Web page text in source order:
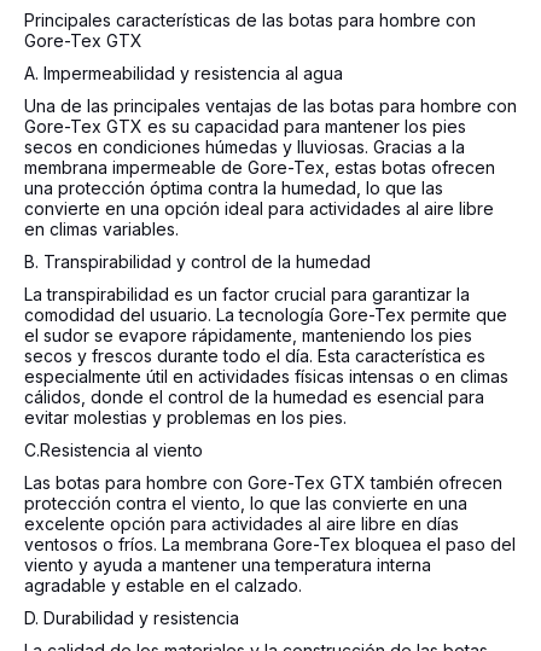
Principales características de las botas para hombre con
Gore-Tex GTX
A. Impermeabilidad y resistencia al agua
Una de las principales ventajas de las botas para hombre con
Gore-Tex GTX es su capacidad para mantener los pies
secos en condiciones húmedas y lluviosas. Gracias a la
membrana impermeable de Gore-Tex, estas botas ofrecen
una protección óptima contra la humedad, lo que las
convierte en una opción ideal para actividades al aire libre
en climas variables.
B. Transpirabilidad y control de la humedad
La transpirabilidad es un factor crucial para garantizar la
comodidad del usuario. La tecnología Gore-Tex permite que
el sudor se evapore rápidamente, manteniendo los pies
secos y frescos durante todo el día. Esta característica es
especialmente útil en actividades físicas intensas o en climas
cálidos, donde el control de la humedad es esencial para
evitar molestias y problemas en los pies.
C.Resistencia al viento
Las botas para hombre con Gore-Tex GTX también ofrecen
protección contra el viento, lo que las convierte en una
excelente opción para actividades al aire libre en días
ventosos o fríos. La membrana Gore-Tex bloquea el paso del
viento y ayuda a mantener una temperatura interna
agradable y estable en el calzado.
D. Durabilidad y resistencia